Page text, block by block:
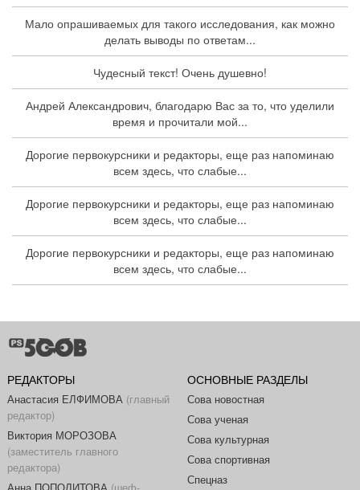
Мало опрашиваемых для такого исследования, как можно
делать выводы по ответам...
Чудесный текст! Очень душевно!
Андрей Александрович, благодарю Вас за то, что уделили
время и прочитали мой...
Дорогие первокурсники и редакторы, еще раз напоминаю
всем здесь, что слабые...
Дорогие первокурсники и редакторы, еще раз напоминаю
всем здесь, что слабые...
Дорогие первокурсники и редакторы, еще раз напоминаю
всем здесь, что слабые...
РЕДАКТОРЫ
Анастасия ЕЛФИМОВА(главный
редактор)
Виктория МОРОЗОВА
(заместитель главного
редактора)
ОСНОВНЫЕ РАЗДЕЛЫ
Сова новостная
Сова ученая
Сова культурная
Сова спортивная
Спецназ